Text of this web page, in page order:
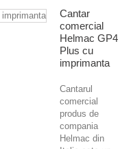
Cantar
comercial
Helmac GP4
Plus cu
imprimanta
Cantarul
comercial
produs de
compania
Helmac din